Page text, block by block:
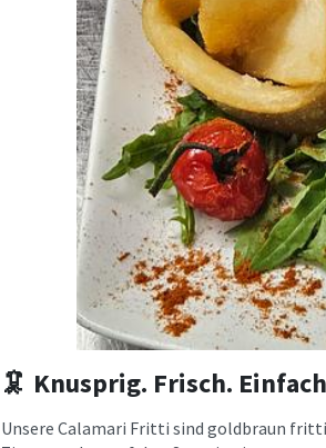
🦑 Knusprig. Frisch.
Unsere Calamari Fritti sind goldbraun